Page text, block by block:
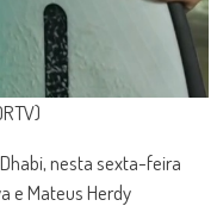
nesta sexta-feira
e Mateus Herdy